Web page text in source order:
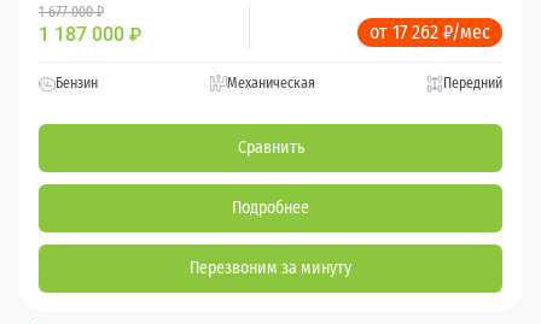
1 677 000 ₽
1 187 000 ₽ от 17 262 ₽/мес
Бензин Механическая Передний
Сравнить
Подробнее
Перезвоним за минуту